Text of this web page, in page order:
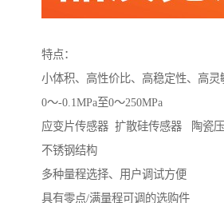
特点：
小体积、高性价比、高稳定性、高灵
0～-0.1MPa至0～250MPa
应变片传感器 扩散硅传感器 陶瓷
不锈钢结构
多种量程选择、用户调试方便
具有零点/满量程可调的选购件